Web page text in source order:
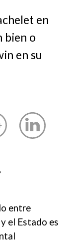
en
bien o
en su
entre
el Estado es